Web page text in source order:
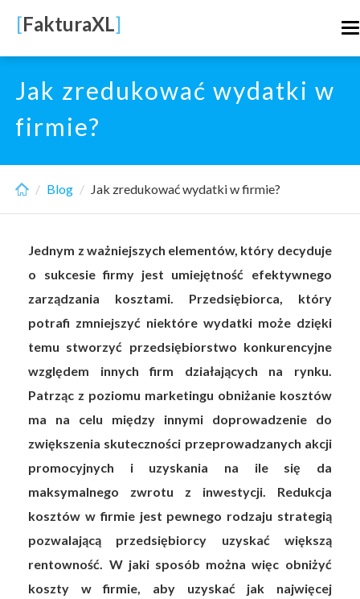
main
content
[FakturaXL]
Jak zredukować wydatki w
firmie?
Blog Jak zredukować wydatki w firmie?
Jednym z ważniejszych elementów, który decyduje
o sukcesie firmy jest umiejętność efektywnego
zarządzania kosztami. Przedsiębiorca, który
potrafi zmniejszyć niektóre wydatki może dzięki
temu stworzyć przedsiębiorstwo konkurencyjne
względem innych firm działających na rynku.
Patrząc z poziomu marketingu obniżanie kosztów
ma na celu między innymi doprowadzenie do
zwiększenia skuteczności przeprowadzanych akcji
promocyjnych i uzyskania na ile się da
maksymalnego zwrotu z inwestycji. Redukcja
kosztów w firmie jest pewnego rodzaju strategią
pozwalającą przedsiębiorcy uzyskać większą
rentowność. W jaki sposób można więc obniżyć
koszty w firmie, aby uzyskać jak najwięcej